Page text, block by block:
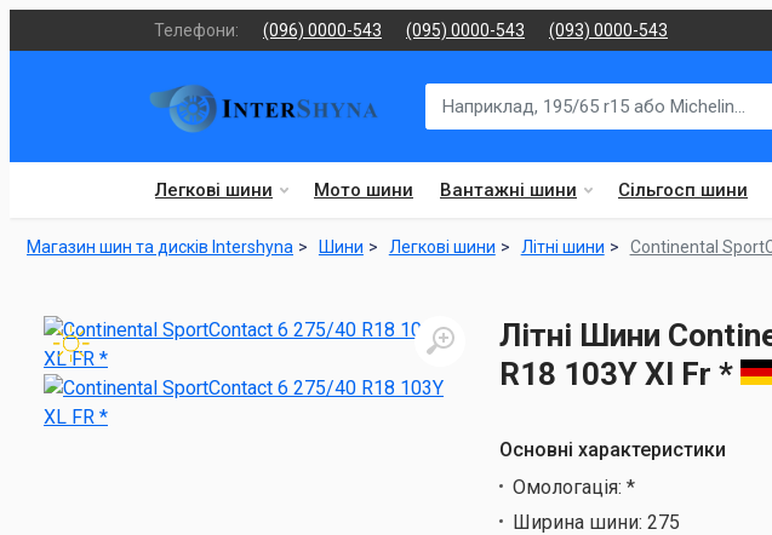
Телефони: (096) 0000-543 (095) 0000-543 (093) 0000-543
Легкові шини Мото шини Вантажні шини Сільгосп шини
Магазин шин та дисків Intershyna Шини Легкові шини Літні шини Continental
Літні Шини
R18 103Y Xl Fr *
Основні характеристики
Омологація: *
Ширина шини: 275